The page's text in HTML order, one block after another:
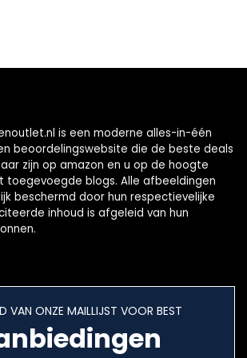
is een moderne alles-in-één
beoordelingswebsite die de beste deals
zijn op amazon en u op de hoogte
toegevoegde blogs. Alle afbeeldingen
beschermd door hun respectievelijke
inhoud is afgeleid van hun
VAN ONZE MAILLIJST VOOR BEST